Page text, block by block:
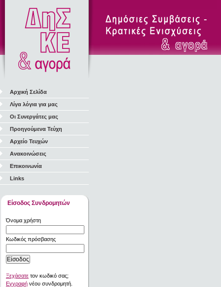
Αρχική Σελίδα
Λίγα λόγια για μας
Οι Συνεργάτες μας
Προηγούμενα Τεύχη
Αρχείο Τευχών
Ανακοινώσεις
Επικοινωνία
Links
Είσοδος Συνδρομητών
Όνομα χρήστη
Κωδικός πρόσβασης
Ξεχάσατε τον κωδικό σας;
Εγγραφή νέου συνδρομητή.